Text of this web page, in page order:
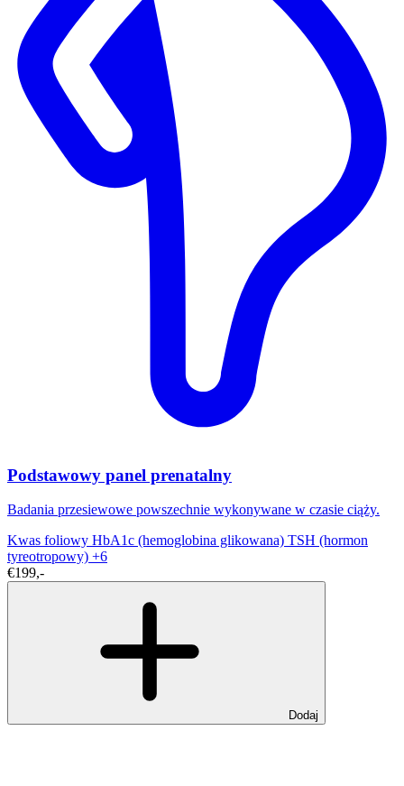
Podstawowy panel prenatalny
Badania przesiewowe powszechnie wykonywane w czasie ciąży.
Kwas foliowy HbA1c (hemoglobina glikowana) TSH (hormon
tyreotropowy) +6
€199,-
Dodaj